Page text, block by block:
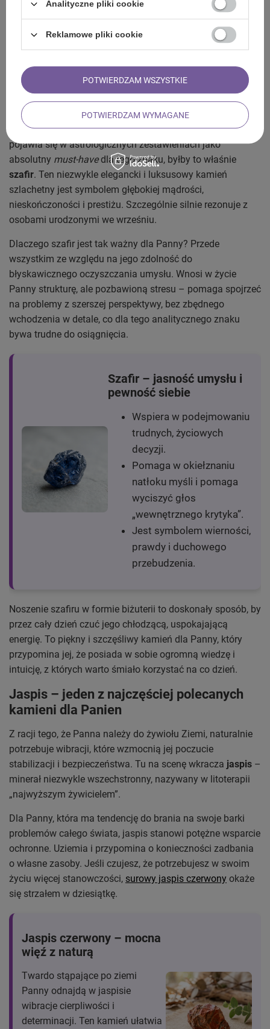
tego ziemskiego znaku. Sprawdź, jakie będą
najlepsze dla
Panny kamienie szlachetne oraz półszlachetne.
Znajdziesz tu zarówno minerały, które wyciszają i koją
układ nerwowy, jak i te, które dodają pewności siebie i
ułatwiają działanie. Sprawdź, który z nich z Tobą rezonuje!
Szafir – klasyczny kamień szlachetny dla
Panny
Jeśli mielibyśmy wskazać minerał, który najczęściej
pojawia się w astrologicznych zestawieniach jako
absolutny must-havedla tego znaku, byłby to właśnie
szafir. Ten niezwykle elegancki i luksusowy kamień
szlachetny jest symbolem głębokiej mądrości,
nieskończoności i prestiżu. Szczególnie silnie rezonuje z
osobami urodzonymi we wrześniu.
Dlaczego szafir jest tak ważny dla Panny? Przede
wszystkim ze względu na jego zdolność do
błyskawicznego oczyszczania umysłu. Wnosi w życie
Panny strukturę, ale pozbawioną stresu – pomaga spojrzeć
na problemy z szerszej perspektywy, bez zbędnego
wchodzenia w detale, co dla tego analitycznego znaku
bywa trudne do osiągnięcia.
Szafir – jasność umysłu i
pewność siebie
Wspiera w podejmowaniu
trudnych, życiowych
decyzji.
Pomaga w okiełznaniu
natłoku myśli i pomaga
wyciszyć głos
„wewnętrznego krytyka”.
Jest symbolem wierności,
prawdy i duchowego
przebudzenia.
Noszenie szafiru w formie biżuterii to doskonały sposób, by
przez cały dzień czuć jego chłodzącą, uspokajającą
energię. To piękny i szczęśliwy kamień dla Panny, który
przypomina jej, że posiada w sobie ogromną wiedzę i
intuicję, z których warto śmiało korzystać na co dzień.
Jaspis – jeden z najczęściej polecanych
kamieni dla Panien
Z racji tego, że Panna należy do żywiołu Ziemi, naturalnie
potrzebuje wibracji, które wzmocnią jej poczucie
stabilizacji i bezpieczeństwa. Tu na scenę wkracza jaspis –
minerał niezwykle wszechstronny, nazywany w litoterapii
„najwyższym żywicielem”.
Dla Panny, która ma tendencję do brania na swoje barki
problemów całego świata, jaspis stanowi potężne wsparcie
ochronne. Uziemia i przypomina o konieczności zadbania
o własne zasoby. Jeśli czujesz, że potrzebujesz w swoim
życiu więcej stanowczości, surowy jaspis czerwony okaże
się strzałem w dziesiątkę.
Jaspis czerwony – mocna
więź z naturą
Twardo stąpające po ziemi
Panny odnajdą w jaspisie
wibracje cierpliwości i
determinacji. Ten kamień ułatwia
Analityczne pliki cookie
Reklamowe pliki cookie
POTWIERDZAM WYMAGANE
POTWIERDZAM WSZYSTKIE